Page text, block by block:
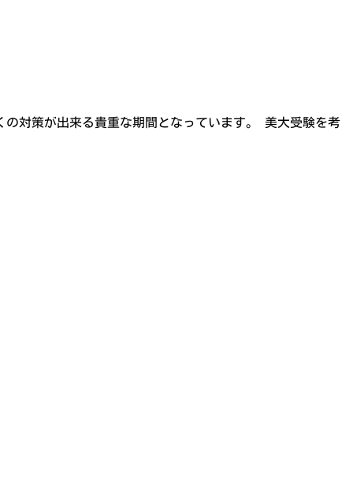
対策が出来る貴重な期間となっています。 美大受験を考